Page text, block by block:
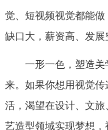
觉、短视频视觉都能
缺口大，薪资高、发展
一形一色，塑造
来。如果你想用视觉
活，渴望在设计、文
艺造型领域实现梦想